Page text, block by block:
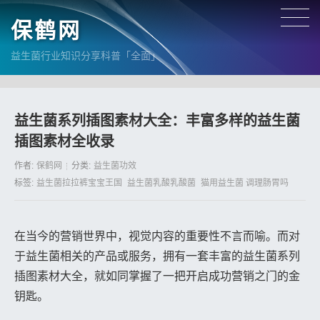
保鹤网
益生菌行业知识分享科普「全面」
益生菌系列插图素材大全：丰富多样的益生菌
插图素材全收录
作者: 保鹤网 分类: 益生菌功效
标签: 益生菌拉拉裤宝宝王国 益生菌乳酸乳酸菌 猫用益生菌 调理肠胃吗
在当今的营销世界中，视觉内容的重要性不言而喻。而对
于益生菌相关的产品或服务，拥有一套丰富的益生菌系列
插图素材大全，就如同掌握了一把开启成功营销之门的金
钥匙。